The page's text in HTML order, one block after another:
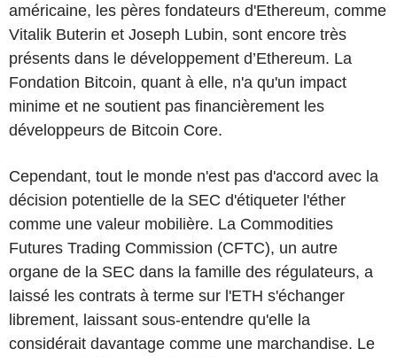
américaine, les pères fondateurs d'Ethereum, comme
Vitalik Buterin et Joseph Lubin, sont encore très
présents dans le développement d’Ethereum. La
Fondation Bitcoin, quant à elle, n'a qu'un impact
minime et ne soutient pas financièrement les
développeurs de Bitcoin Core.
Cependant, tout le monde n'est pas d'accord avec la
décision potentielle de la SEC d'étiqueter l'éther
comme une valeur mobilière. La Commodities
Futures Trading Commission (CFTC), un autre
organe de la SEC dans la famille des régulateurs, a
laissé les contrats à terme sur l'ETH s'échanger
librement, laissant sous-entendre qu'elle la
considérait davantage comme une marchandise. Le